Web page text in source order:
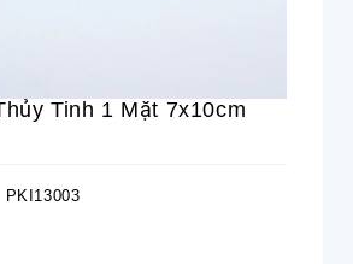
Tinh 1 Mặt 7x10cm
PKI13003